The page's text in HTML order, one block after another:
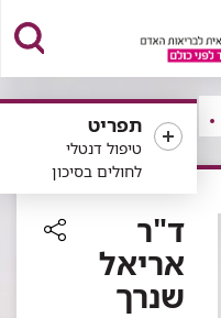
תפריט
טיפול דנטלי
לחולים בסיכון
ד"ר
אריאל
שנרך